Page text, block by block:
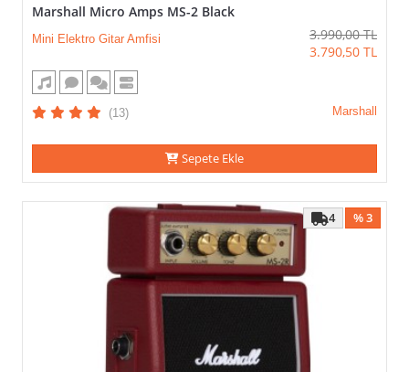
Marshall Micro Amps MS-2 Black
Mini Elektro Gitar Amfisi 3.990,00 TL
3.790,50 TL
(13) Marshall
Sepete Ekle
% 3
4